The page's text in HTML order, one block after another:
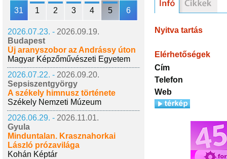
31 1 2 3 4 5 6
2026.07.23. - 2026.09.19.
Budapest
Új aranyszobor az Andrássy úton
Magyar Képzőművészeti Egyetem
2026.07.22. - 2026.09.20.
Sepsiszentgyörgy
A székely himnusz története
Székely Nemzeti Múzeum
2026.06.29. - 2026.11.01.
Gyula
Minduntalan. Krasznahorkai
László prózavilága
Kohán Képtár
Nyitva tartás
Elérhetőségek
Cím
Telefon
Web